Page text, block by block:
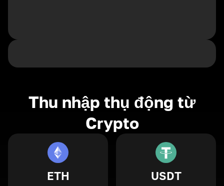
Thu nhập thụ động từ
Crypto
ETH USDT